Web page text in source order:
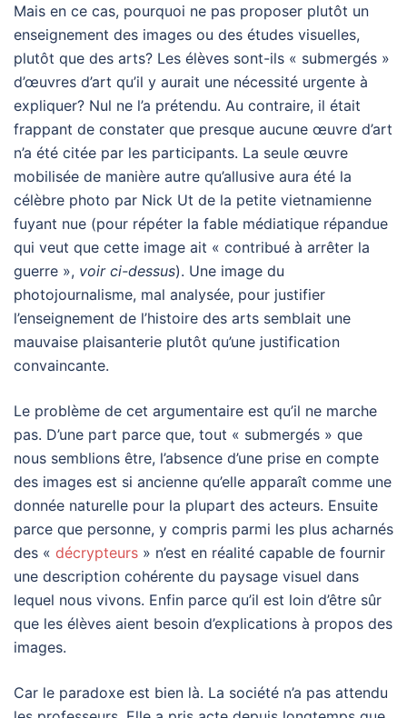
Mais en ce cas, pourquoi ne pas proposer plutôt un
enseignement des images ou des études visuelles,
plutôt que des arts? Les élèves sont-ils « submergés »
d’œuvres d’art qu’il y aurait une nécessité urgente à
expliquer? Nul ne l’a prétendu. Au contraire, il était
frappant de constater que presque aucune œuvre d’art
n’a été citée par les participants. La seule œuvre
mobilisée de manière autre qu’allusive aura été la
célèbre photo par Nick Ut de la petite vietnamienne
fuyant nue (pour répéter la fable médiatique répandue
qui veut que cette image ait « contribué à arrêter la
guerre », voir ci-dessus). Une image du
photojournalisme, mal analysée, pour justifier
l’enseignement de l’histoire des arts semblait une
mauvaise plaisanterie plutôt qu’une justification
convaincante.
Le problème de cet argumentaire est qu’il ne marche
pas. D’une part parce que, tout « submergés » que
nous semblions être, l’absence d’une prise en compte
des images est si ancienne qu’elle apparaît comme une
donnée naturelle pour la plupart des acteurs. Ensuite
parce que personne, y compris parmi les plus acharnés
des « décrypteurs » n’est en réalité capable de fournir
une description cohérente du paysage visuel dans
lequel nous vivons. Enfin parce qu’il est loin d’être sûr
que les élèves aient besoin d’explications à propos des
images.
Car le paradoxe est bien là. La société n’a pas attendu